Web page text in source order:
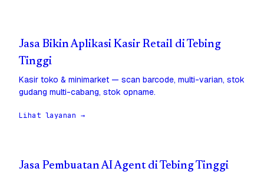
Jasa Bikin Aplikasi Kasir Retail di Tebing
Tinggi
Kasir toko & minimarket — scan barcode, multi-varian, stok
gudang multi-cabang, stok opname.
Lihat layanan →
Jasa Pembuatan AI Agent di Tebing Tinggi